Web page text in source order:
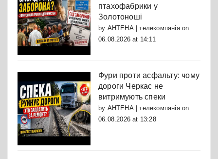
птахофабрики у
Золотоноші
by АНТЕНА | телекомпаніяon
06.08.2026 at 14:11
Фури проти асфальту: чому
дороги Черкас не
витримують спеки
by АНТЕНА | телекомпаніяon
06.08.2026 at 13:28